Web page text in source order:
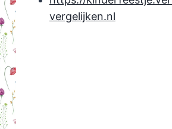
vergelijken.nl